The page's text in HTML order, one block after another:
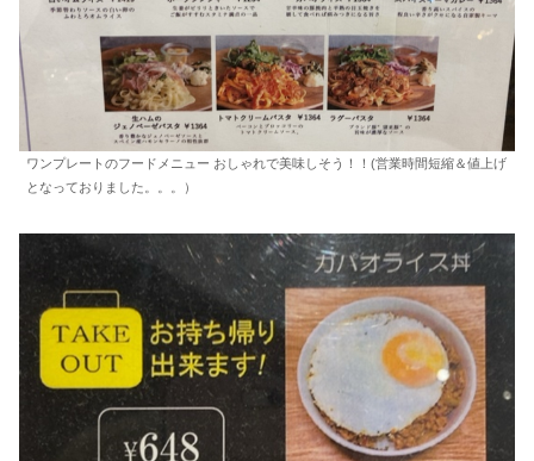
ワンプレートのフードメニュー おしゃれで美味しそう！！(営業時間短縮＆値上げ
となっておりました。。。）